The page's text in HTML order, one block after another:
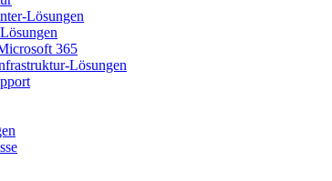
Lösungen
365
Lösungen